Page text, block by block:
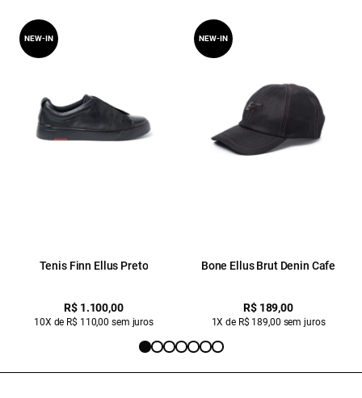
Tenis Finn Ellus Preto
R$ 1.100,00
10X de R$ 110,00 sem juros
NEW-IN
Bone Ellus Brut Denin Cafe
R$ 189,00
1X de R$ 189,00 sem juros
NEW-IN